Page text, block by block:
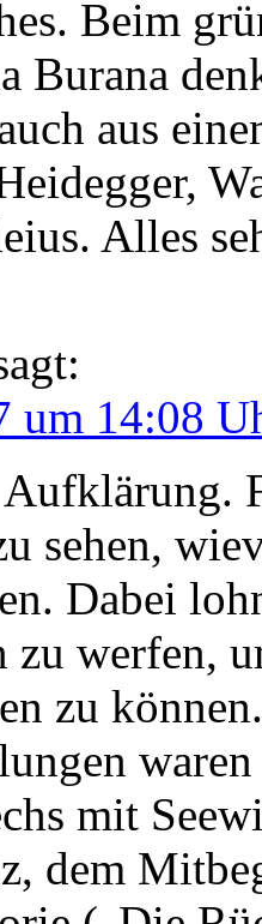
Beim
Burana
aus
Alles
um 14:08
sehen,
Dabei
zu werfen,
zu können.
mit
dem